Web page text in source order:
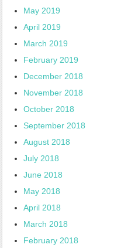
May 2019
April 2019
March 2019
February 2019
December 2018
November 2018
October 2018
September 2018
August 2018
July 2018
June 2018
May 2018
April 2018
March 2018
February 2018